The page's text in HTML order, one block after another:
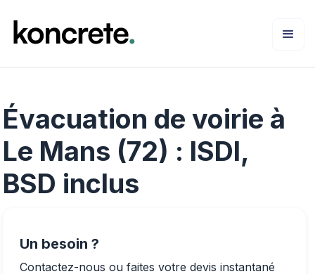
Évacuation de voirie à
Le Mans (72) : ISDI,
BSD inclus
Un besoin ?
Contactez-nous ou faites votre devis instantané